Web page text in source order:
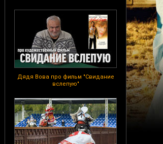
Дядя Вова про фильм "Свидание
вслепую"